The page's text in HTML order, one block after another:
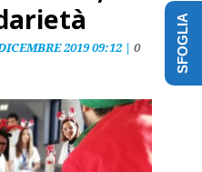
2019 09:12| 0
SFOGLIA